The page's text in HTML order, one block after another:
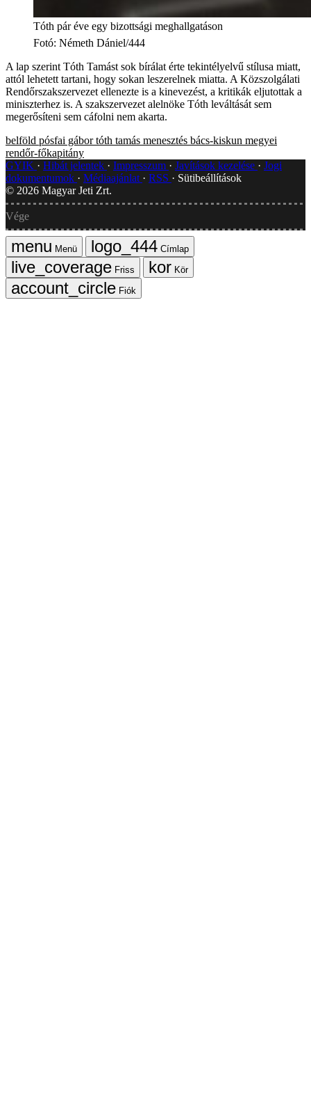
Tóth pár éve egy bizottsági meghallgatáson
Fotó: Németh Dániel/444
A lap szerint Tóth Tamást sok bírálat érte tekintélyelvű stílusa miatt,
attól lehetett tartani, hogy sokan leszerelnek miatta. A Közszolgálati
Rendőrszakszervezet ellenezte is a kinevezést, a kritikák eljutottak a
miniszterhez is. A szakszervezet alelnöke Tóth leváltását sem
megerősíteni sem cáfolni nem akarta.
belföld pósfai gábor tóth tamás menesztés bács-kiskun megyei
rendőr-főkapitány
GYIK
Hibát jelentek Impresszum Javítások kezelése
Jogi
dokumentumok
Médiaajánlat RSS
Sütibeállítások
© 2026 Magyar Jeti Zrt.
Vége
Menü
Címlap
Friss
Kör
Fiók